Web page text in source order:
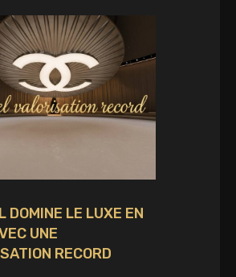
DOMINE LE LUXE EN
UNE
RECORD